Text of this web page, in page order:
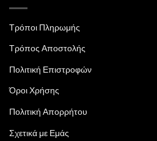
Τρόποι Πληρωμής
Τρόπος Αποστολής
Πολιτική Επιστροφών
Όροι Χρήσης
Πολιτική Απορρήτου
Σχετικά με Εμάς